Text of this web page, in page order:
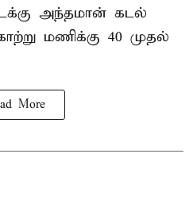
அந்தமான் கடல்
மணிக்கு 40 முதல்
More